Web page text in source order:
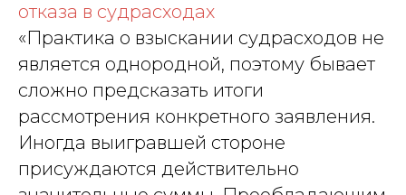
отказа в судрасходах
«Практика о взыскании судрасходов не
является однородной, поэтому бывает
сложно предсказать итоги
рассмотрения конкретного заявления.
Иногда выигравшей стороне
присуждаются действительно